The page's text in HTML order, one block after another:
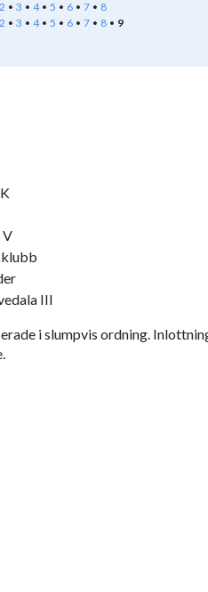
2 3 4 5 6 7
8
2 3 4 5 6 7 8 9
V
III
i slumpvis ordning.